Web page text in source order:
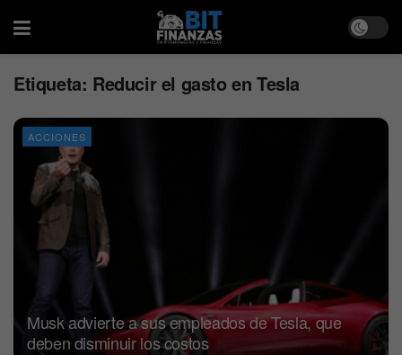
Etiqueta: Reducir el gasto en Tesla
ACCIONES
Musk advierte a sus empleados de Tesla, que
deben disminuir los costos